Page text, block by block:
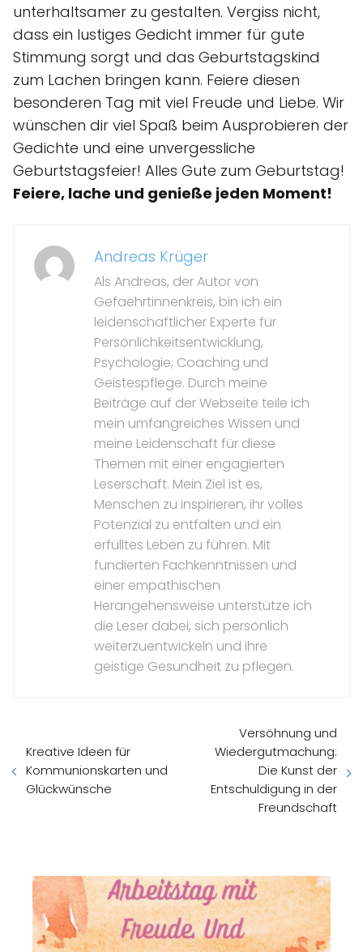
unterhaltsamer zu gestalten. Vergiss nicht,
dass ein lustiges Gedicht immer für gute
Stimmung sorgt und das Geburtstagskind
zum Lachen bringen kann. Feiere diesen
besonderen Tag mit viel Freude und Liebe. Wir
wünschen dir viel Spaß beim Ausprobieren der
Gedichte und eine unvergessliche
Geburtstagsfeier! Alles Gute zum Geburtstag!
Feiere, lache und genieße jeden Moment!
Andreas Krüger
Als Andreas, der Autor von
Gefaehrtinnenkreis, bin ich ein
leidenschaftlicher Experte für
Persönlichkeitsentwicklung,
Psychologie, Coaching und
Geistespflege. Durch meine
Beiträge auf der Webseite teile ich
mein umfangreiches Wissen und
meine Leidenschaft für diese
Themen mit einer engagierten
Leserschaft. Mein Ziel ist es,
Menschen zu inspirieren, ihr volles
Potenzial zu entfalten und ein
erfülltes Leben zu führen. Mit
fundierten Fachkenntnissen und
einer empathischen
Herangehensweise unterstütze ich
die Leser dabei, sich persönlich
weiterzuentwickeln und ihre
geistige Gesundheit zu pflegen.
Kreative Ideen für
Kommunionskarten und
Glückwünsche
Versöhnung und
Wiedergutmachung:
Die Kunst der
Entschuldigung in der
Freundschaft